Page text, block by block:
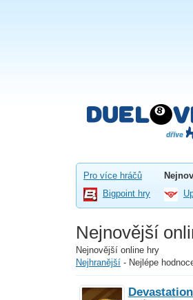
Pro více hráčů
Bigpoint hry
Nejnovější
Nejnovější online hry
Nejhranější - Nejlépe